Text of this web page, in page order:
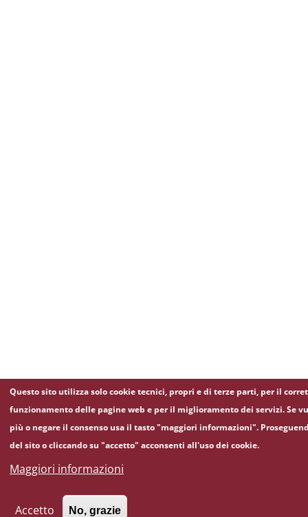
Questo sito utilizza solo cookie tecnici, propri e di terze parti, per il
funzionamento delle pagine web e per il miglioramento dei servizi. Se
più o negare il consenso usa il tasto "maggiori informazioni".
del sito o cliccando su "accetto" acconsenti all'uso dei cookie.
Maggiori informazioni
Accetto No, grazie